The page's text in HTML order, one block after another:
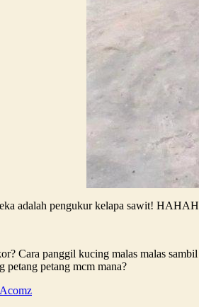
adalah pengukur kelapa sawit!
Cara panggil kucing malas malas
petang mcm mana?